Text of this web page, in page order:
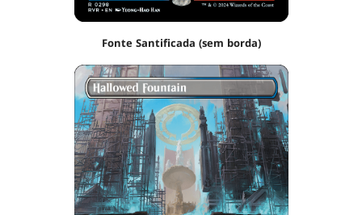
Fonte Santificada (sem borda)